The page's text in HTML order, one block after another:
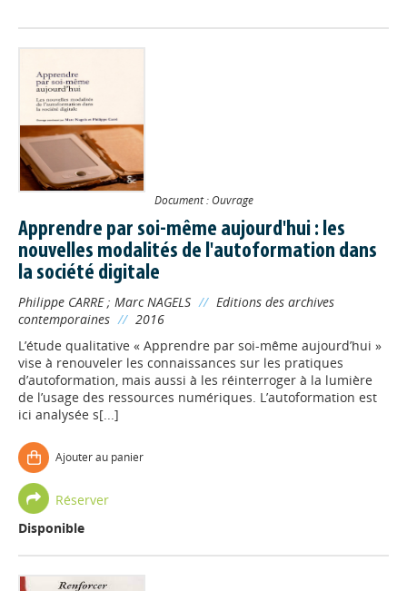
Document : Ouvrage
Apprendre par soi-même aujourd'hui : les
nouvelles modalités de l'autoformation dans
la société digitale
Philippe CARRE; Marc NAGELS // Editions des archives
contemporaines // 2016
L’étude qualitative « Apprendre par soi-même aujourd’hui »
vise à renouveler les connaissances sur les pratiques
d’autoformation, mais aussi à les réinterroger à la lumière
de l’usage des ressources numériques. L’autoformation est
ici analysée s[...]
Ajouter au panier
Réserver
Disponible